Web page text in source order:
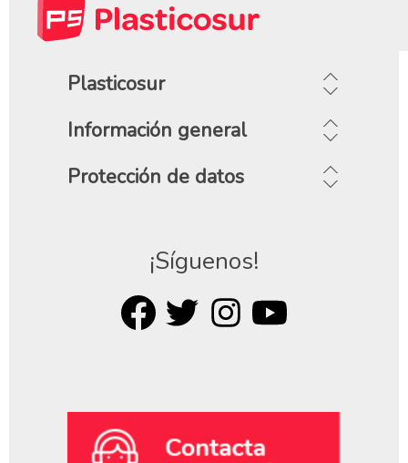
Plasticosur
Información general
Protección de datos
¡Síguenos!